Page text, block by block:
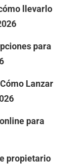
llevarlo
para
Lanzar
para
propietario